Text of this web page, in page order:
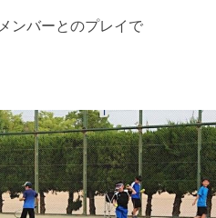
ンバーとのプレイで